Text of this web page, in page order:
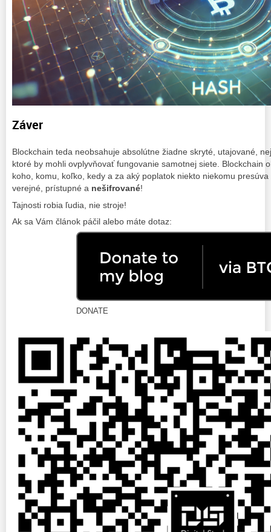
Záver
Blockchain teda neobsahuje absolútne žiadne skryté, utajované,
ktoré by mohli ovplyvňovať fungovanie samotnej siete. Blockchain
koho, komu, koľko, kedy a za aký poplatok niekto niekomu
verejné, prístupné a nešifrované!
Tajnosti robia ľudia, nie stroje!
Ak sa Vám článok páčil alebo máte dotaz:
DONATE